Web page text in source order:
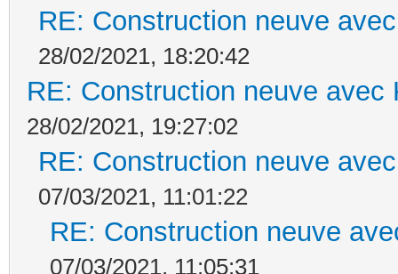
RE: Construction neuve
28/02/2021, 18:20:42
RE: Construction neuve avec
28/02/2021, 19:27:02
RE: Construction neuve
07/03/2021, 11:01:22
RE: Construction neuve
07/03/2021, 11:05:31